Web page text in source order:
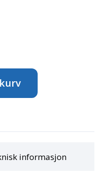
informasjon